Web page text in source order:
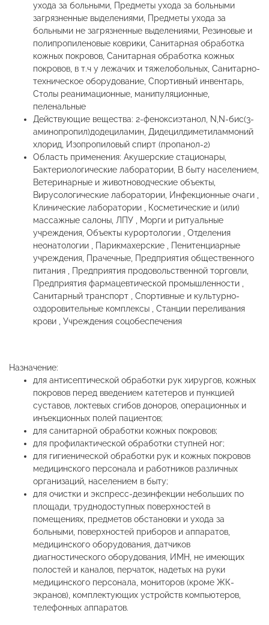
ухода за больными, Предметы ухода за больными
загрязненные выделениями, Предметы ухода за
больными не загрязненные выделениями, Резиновые и
полипропиленовые коврики, Санитарная обработка
кожных покровов, Санитарная обработка кожных
покровов, в т.ч у лежачих и тяжелобольных, Санитарно-
техническое оборудование, Спортивный инвентарь,
Столы реанимационные, манипуляционные,
пеленальные
Действующие вещества: 2-феноксиэтанол, N,N-бис(3-
аминопропил)додециламин, Дидецилдиметиламмоний
хлорид, Изопропиловый спирт (пропанол-2)
Область применения: Акушерские стационары,
Бактериологические лаборатории, В быту населением,
Ветеринарные и животноводческие объекты,
Вирусологические лаборатории, Инфекционные очаги ,
Клинические лаборатории , Косметические и (или)
массажные салоны, ЛПУ , Морги и ритуальные
учреждения, Объекты курортологии , Отделения
неонатологии , Парикмахерские , Пенитенциарные
учреждения, Прачечные, Предприятия общественного
питания , Предприятия продовольственной торговли,
Предприятия фармацевтической промышленности ,
Санитарный транспорт , Спортивные и культурно-
оздоровительные комплексы , Станции переливания
крови , Учреждения соцобеспечения
Назначение:
для антисептической обработки рук хирургов, кожных
покровов перед введением катетеров и пункцией
суставов, локтевых сгибов доноров, операционных и
инъекционных полей пациентов;
для санитарной обработки кожных покровов;
для профилактической обработки ступней ног;
для гигиенической обработки рук и кожных покровов
медицинского персонала и работников различных
организаций, населением в быту;
для очистки и экспресс-дезинфекции небольших по
площади, труднодоступных поверхностей в
помещениях, предметов обстановки и ухода за
больными, поверхностей приборов и аппаратов,
медицинского оборудования, датчиков
диагностического оборудования, ИМН, не имеющих
полостей и каналов, перчаток, надетых на руки
медицинского персонала, мониторов (кроме ЖК-
экранов), комплектующих устройств компьютеров,
телефонных аппаратов.